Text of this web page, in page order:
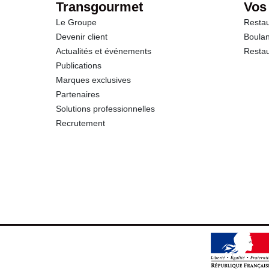
Transgourmet
Le Groupe
Devenir client
Actualités et événements
Publications
Marques exclusives
Partenaires
Solutions professionnelles
Recrutement